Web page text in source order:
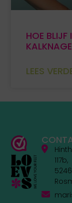
HOE
LEES
117b,